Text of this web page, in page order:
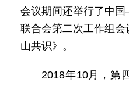
会议期间还举行了中
联合会第二次工作组
山共识》。
2018年10月，第